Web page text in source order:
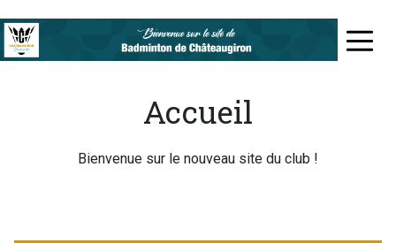
au
contenu
≡
Accueil
Bienvenue sur le nouveau site du club !